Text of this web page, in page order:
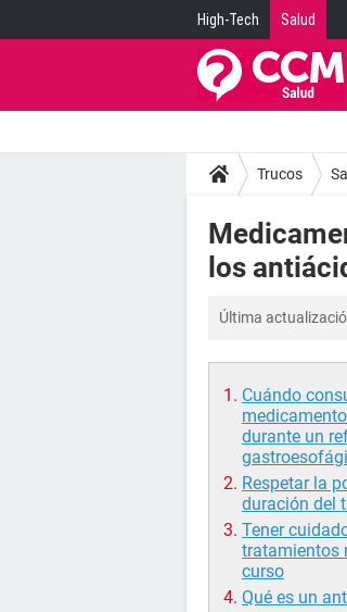
High-Tech Salud
Trucos
los
Última
Cuándo
durante un
Respetar la
duración del
Tener
tratamientos
curso
Qué es un